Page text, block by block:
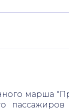
марша